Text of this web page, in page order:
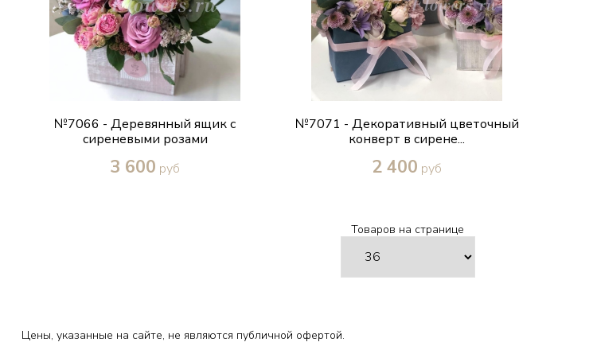
№7066 - Деревянный ящик с
сиреневыми розами
3 600 руб
№7071 - Декоративный цветочный
конверт в сирене...
2 400 руб
Товаров на странице
Цены, указанные на сайте, не являются публичной офертой.